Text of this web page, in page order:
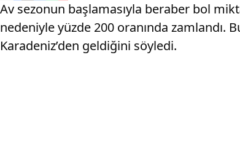
Av sezonun başlamasıyla beraber bol
nedeniyle yüzde 200 oranında zamlandı.
Karadeniz’den geldiğini söyledi.